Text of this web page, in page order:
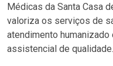
Médicas da Santa Casa
valoriza os serviços de
atendimento humanizado
assistencial de qualidade.